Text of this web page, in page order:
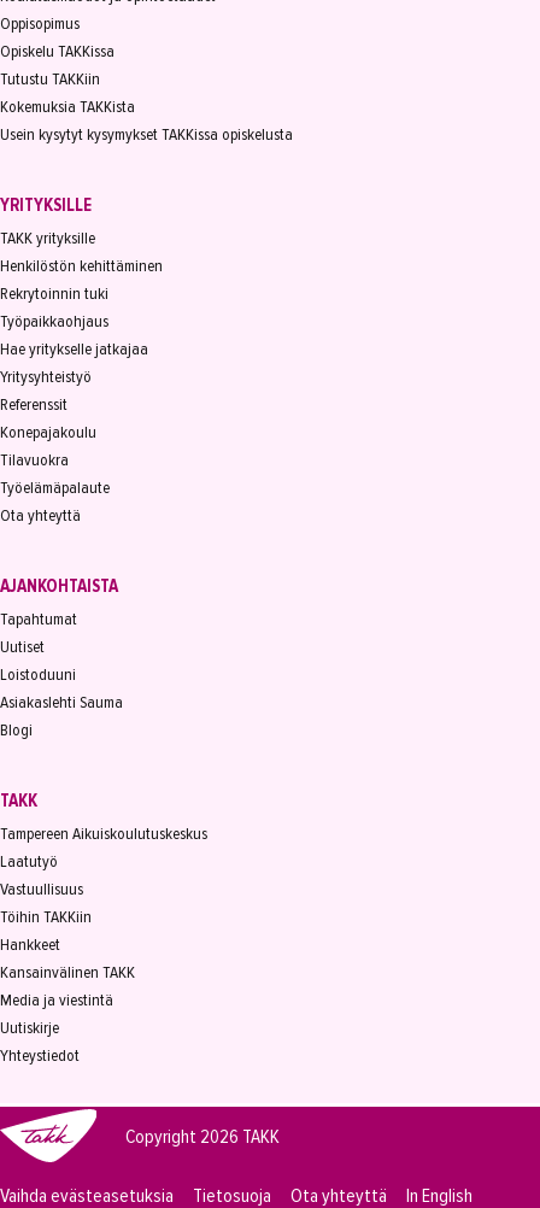
Oppisopimus
Opiskelu TAKKissa
Tutustu TAKKiin
Kokemuksia TAKKista
Usein kysytyt kysymykset TAKKissa opiskelusta
YRITYKSILLE
TAKK yrityksille
Henkilöstön kehittäminen
Rekrytoinnin tuki
Työpaikkaohjaus
Hae yritykselle jatkajaa
Yritysyhteistyö
Referenssit
Konepajakoulu
Tilavuokra
Työelämäpalaute
Ota yhteyttä
AJANKOHTAISTA
Tapahtumat
Uutiset
Loistoduuni
Asiakaslehti Sauma
Blogi
TAKK
Tampereen Aikuiskoulutuskeskus
Laatutyö
Vastuullisuus
Töihin TAKKiin
Hankkeet
Kansainvälinen TAKK
Media ja viestintä
Uutiskirje
Yhteystiedot
Copyright 2026 TAKK
Vaihda evästeasetuksia Tietosuoja Ota yhteyttä In English